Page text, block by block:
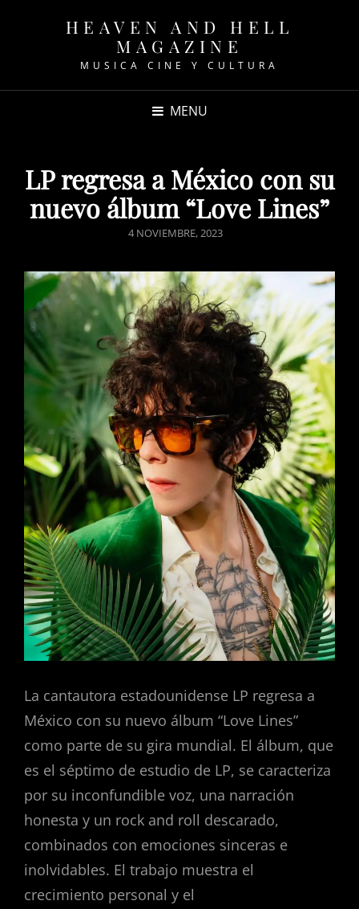
HEAVEN AND HELL
MAGAZINE
MUSICA CINE Y CULTURA
MENU
LP regresa a México con su
nuevo álbum “Love Lines”
POSTED
4 NOVIEMBRE, 2023
La cantautora estadounidense LP regresa a
México con su nuevo álbum “Love Lines”
como parte de su gira mundial. El álbum, que
es el séptimo de estudio de LP, se caracteriza
por su inconfundible voz, una narración
honesta y un rock and roll descarado,
combinados con emociones sinceras e
inolvidables. El trabajo muestra el
crecimiento personal y el